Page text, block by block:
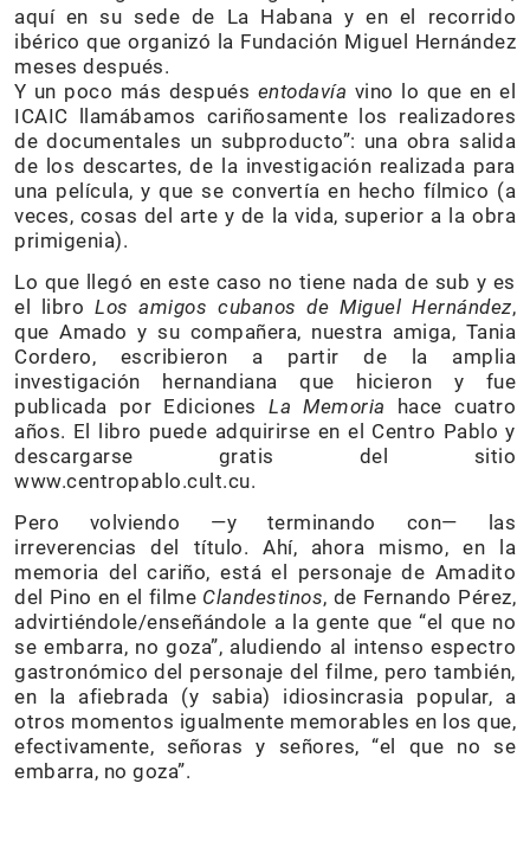
aquí en su sede de La Habana y en el recorrido
ibérico que organizó la Fundación Miguel Hernández
meses después.
Y un poco más después entodavía vino lo que en el
ICAIC llamábamos cariñosamente los realizadores
de documentales un subproducto”: una obra salida
de los descartes, de la investigación realizada para
una película, y que se convertía en hecho fílmico (a
veces, cosas del arte y de la vida, superior a la obra
primigenia).
Lo que llegó en este caso no tiene nada de sub y es
el libroLos amigos cubanos de Miguel Hernández,
que Amado y su compañera, nuestra amiga, Tania
Cordero, escribieron a partir de la amplia
investigación hernandiana que hicieron y fue
publicada por Ediciones La Memoria hace cuatro
años. El libro puede adquirirse en el Centro Pablo y
descargarse gratis del sitio
www.centropablo.cult.cu.
Pero volviendo —y terminando con— las
irreverencias del título. Ahí, ahora mismo, en la
memoria del cariño, está el personaje de Amadito
del Pino en el filme Clandestinos, de Fernando Pérez,
advirtiéndole/enseñándole a la gente que “el que no
se embarra, no goza”, aludiendo al intenso espectro
gastronómico del personaje del filme, pero también,
en la afiebrada (y sabia) idiosincrasia popular, a
otros momentos igualmente memorables en los que,
efectivamente, señoras y señores, “el que no se
embarra, no goza”.